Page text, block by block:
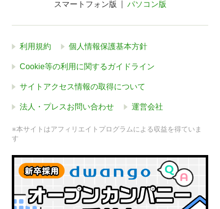
スマートフォン版 パソコン版
利用規約 個人情報保護基本方針
Cookie等の利用に関するガイドライン
サイトアクセス情報の取得について
法人・プレスお問い合わせ 運営会社
※本サイトはアフィリエイトプログラムによる収益を得ていま
す